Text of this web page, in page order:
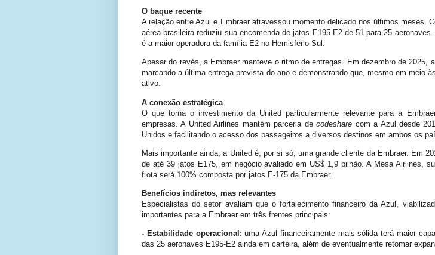
O baque recente
A relação entre Azul e Embraer atravessou momento delicado nos últimos meses.
aérea brasileira reduziu sua encomenda de jatos E195-E2 de 51 para 25
é a maior operadora da família E2 no Hemisfério Sul.
Apesar do revés, a Embraer manteve o ritmo de entregas. Em dezembro de 2025,
marcando a última entrega prevista do ano e demonstrando que, mesmo em meio
ativo.
A conexão estratégica
O que torna o investimento da United particularmente relevante para a
empresas. A United Airlines mantém parceria decodeshare com a Azul desde
Unidos e facilitando o acesso dos passageiros a diversos destinos em ambos os
Mais importante ainda, a United é, por si só, uma grande cliente da Embraer. Em
de até 39 jatos E175, em negócio avaliado em US$ 1,9 bilhão. A Mesa Airlines,
frota será 100% composta por jatos E-175 da Embraer.
Benefícios indiretos, mas relevantes
Especialistas do setor avaliam que o fortalecimento financeiro da Azul,
importantes para a Embraer em três frentes principais:
- Estabilidade operacional: uma Azul financeiramente mais sólida terá maior
das 25 aeronaves E195-E2 ainda em carteira, além de eventualmente retomar